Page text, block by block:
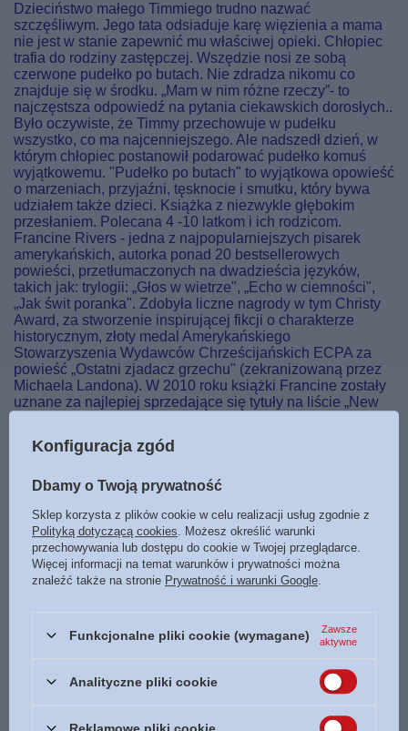
Dzieciństwo małego Timmiego trudno nazwać
szczęśliwym. Jego tata odsiaduje karę więzienia a mama
nie jest w stanie zapewnić mu właściwej opieki. Chłopiec
trafia do rodziny zastępczej. Wszędzie nosi ze sobą
czerwone pudełko po butach. Nie zdradza nikomu co
znajduje się w środku. „Mam w nim różne rzeczy”- to
najczęstsza odpowiedź na pytania ciekawskich dorosłych..
Było oczywiste, że Timmy przechowuje w pudełku
wszystko, co ma najcenniejszego. Ale nadszedł dzień, w
którym chłopiec postanowił podarować pudełko komuś
wyjątkowemu. "Pudełko po butach" to wyjątkowa opowieść
o marzeniach, przyjaźni, tęsknocie i smutku, który bywa
udziałem także dzieci. Książka z niezwykle głębokim
przesłaniem. Polecana 4 -10 latkom i ich rodzicom.
Francine Rivers - jedna z najpopularniejszych pisarek
amerykańskich, autorka ponad 20 bestsellerowych
powieści, przetłumaczonych na dwadzieścia języków,
takich jak: trylogii: „Głos w wietrze", „Echo w ciemności",
„Jak świt poranka". Zdobyła liczne nagrody w tym Christy
Award, za stworzenie inspirującej fikcji o charakterze
historycznym, złoty medal Amerykańskiego
Stowarzyszenia Wydawców Chrześcijańskich ECPA za
powieść „Ostatni zjadacz grzechu" (zekranizowaną przez
Michaela Landona). W 2010 roku książki Francine zostały
uznane za najlepiej sprzedające się tytuły na liście „New
Marka Bogulandia
Podmiot odpowiedzialny za ten
Bogulandia Stanisław
Symbol 9788363097394
Data wydania
Konfiguracja zgód
Dbamy o Twoją prywatność
Sklep korzysta z plików cookie w celu realizacji usług zgodnie z
Polityką dotyczącą cookies . Możesz określić warunki
przechowywania lub dostępu do cookie w Twojej przeglądarce.
Więcej informacji na temat warunków i prywatności można
znaleźć także na stronie Prywatność i warunki Google
Funkcjonalne pliki cookie (wymagane)
Zawsze
aktywne
Analityczne pliki cookie
Reklamowe pliki cookie